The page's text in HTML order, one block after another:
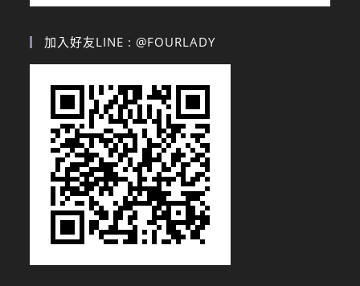
加入好友LINE : @FOURLADY